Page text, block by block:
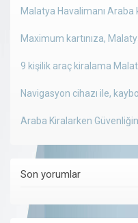
Malatya Havalimanı Araba
Maximum kartınıza,
9 kişilik araç kiralama
Navigasyon cihazı ile,
Araba Kiralarken
Son yorumlar